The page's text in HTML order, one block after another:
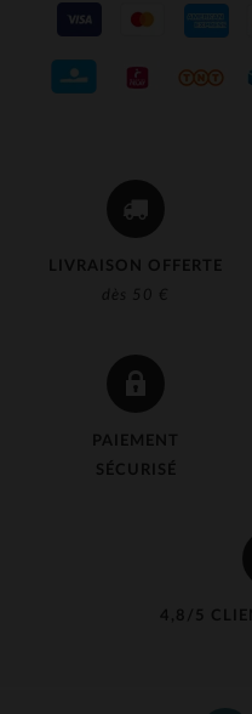
LIVRAISON OFFERTE
dès 50 €
PAIEMENT
SÉCURISÉ
4,8/5